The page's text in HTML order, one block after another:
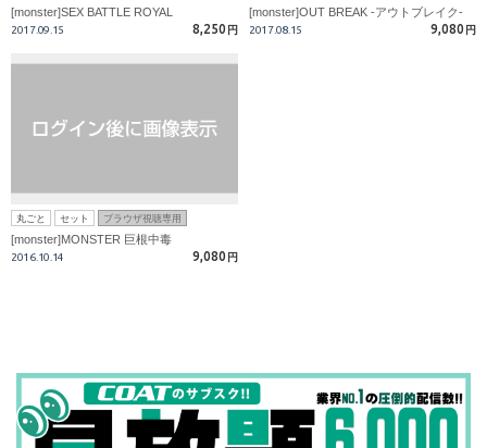
[monster]SEX BATTLE ROYAL
2017.09.15 8,250 円
[monster]OUT BREAK -アウトブレイク-
2017.08.15 9,080 円
丸ごと セット ブラウザ視聴専用
[monster]MONSTER 巨根中毒
2016.10.14 9,080 円